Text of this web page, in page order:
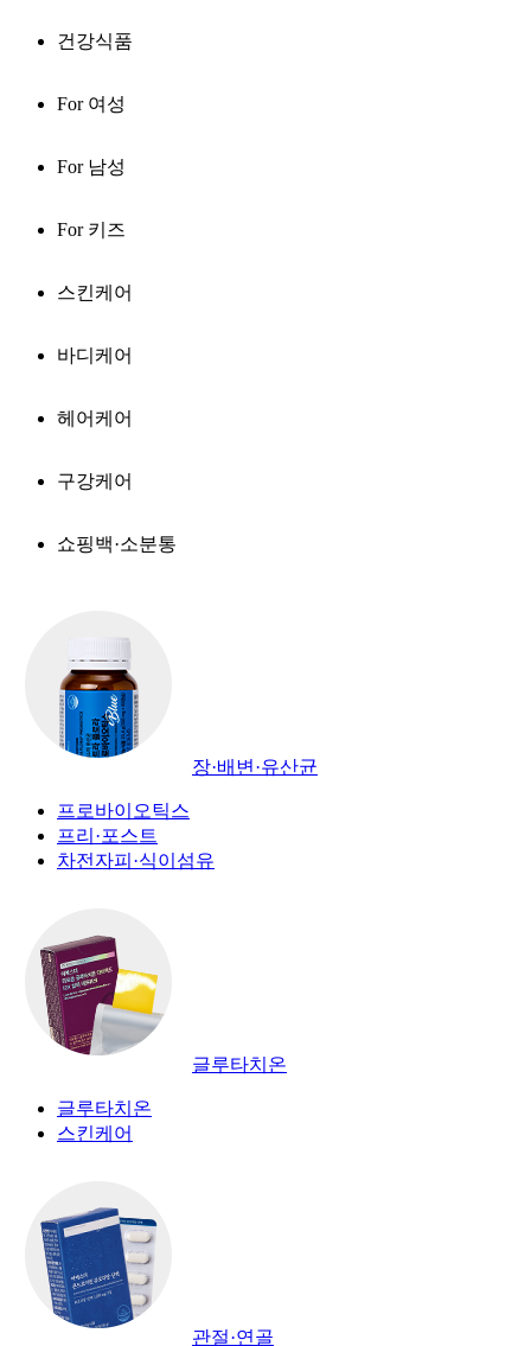
건강식품
For 여성
For 남성
For 키즈
스킨케어
바디케어
헤어케어
구강케어
쇼핑백·소분통
장·배변·유산균
프로바이오틱스
프리·포스트
차전자피·식이섬유
글루타치온
글루타치온
스킨케어
관절·연골